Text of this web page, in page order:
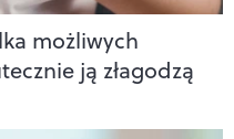
możliwych
ją złagodzą